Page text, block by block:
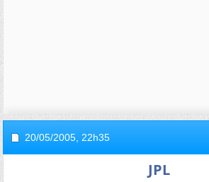
20/05/2005, 22h35
JPL